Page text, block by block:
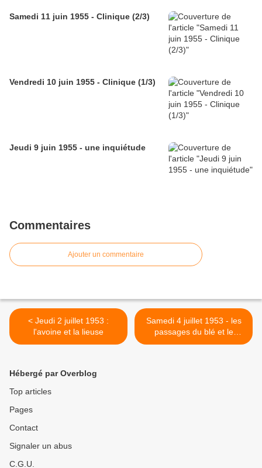
Samedi 11 juin 1955 - Clinique (2/3)
Vendredi 10 juin 1955 - Clinique (1/3)
Jeudi 9 juin 1955 - une inquiétude
Commentaires
Ajouter un commentaire
< Jeudi 2 juillet 1953 :
l'avoine et la lieuse
Samedi 4 juillet 1953 - les
passages du blé et le
permis >
Hébergé par Overblog
Top articles
Pages
Contact
Signaler un abus
C.G.U.